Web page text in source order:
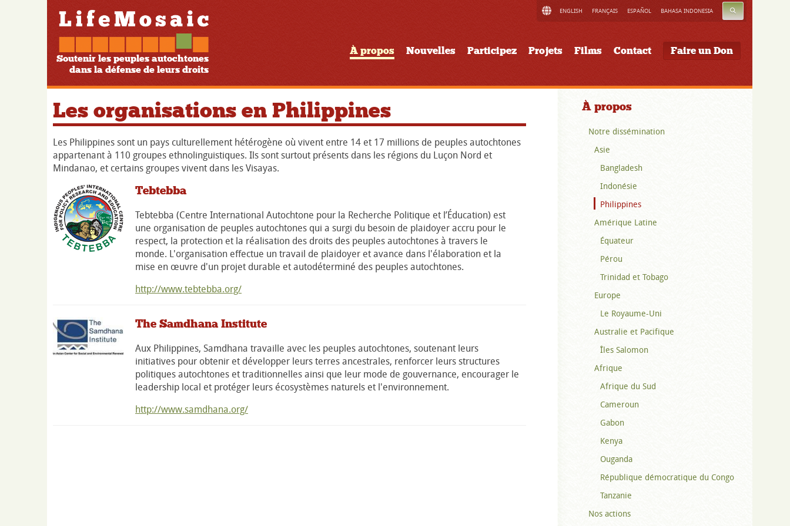
Soutenir les peuples autochtones
dans la défense de leurs droits
ENGLISH FRANÇAIS ESPAÑOL BAHASA INDONESIA RECHERCHE
À propos Nouvelles Participez Projets Films Contact Faire un Don
Les organisations en Philippines
Les Philippines sont un pays culturellement hétérogène où vivent entre 14 et 17 millions de peuples autochtones
appartenant à 110 groupes ethnolinguistiques. Ils sont surtout présents dans les régions du Luçon Nord et
Mindanao, et certains groupes vivent dans les Visayas.
Tebtebba
Tebtebba (Centre International Autochtone pour la Recherche Politique et l’Éducation) est
une organisation de peuples autochtones qui a surgi du besoin de plaidoyer accru pour le
respect, la protection et la réalisation des droits des peuples autochtones à travers le
monde. L'organisation effectue un travail de plaidoyer et avance dans l'élaboration et la
mise en œuvre d'un projet durable et autodéterminé des peuples autochtones.
http://www.tebtebba.org/
The Samdhana Institute
Aux Philippines, Samdhana travaille avec les peuples autochtones, soutenant leurs
initiatives pour obtenir et développer leurs terres ancestrales, renforcer leurs structures
politiques autochtones et traditionnelles ainsi que leur mode de gouvernance, encourager le
leadership local et protéger leurs écosystèmes naturels et l'environnement.
http://www.samdhana.org/
À propos
Notre dissémination
Asie
Bangladesh
Indonésie
Philippines
Amérique Latine
Équateur
Pérou
Trinidad et Tobago
Europe
Le Royaume-Uni
Australie et Pacifique
Îles Salomon
Afrique
Afrique du Sud
Cameroun
Gabon
Kenya
Ouganda
République démocratique du Congo
Tanzanie
Nos actions